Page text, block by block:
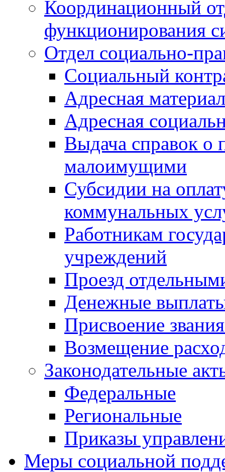
Координационный
функционирования
Отдел социально-
Социальный
Адресная
Адресная
Выдача справок о
малоимущими
Субсидии на
коммунальных
Работникам
учреждений
Проезд
Денежные
Присвоение
Возмещение
Законодательные
Федеральные
Региональные
Приказы
Меры социальной